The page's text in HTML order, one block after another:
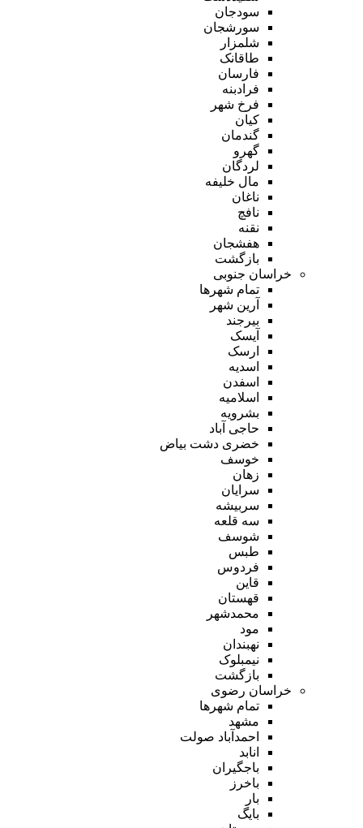
سودجان
سورشجان
شلمزار
طاقانک
فارسان
فرادبنه
فرخ شهر
کیان
گندمان
گهرو
لردگان
مال خلیفه
ناغان
نافچ
نقنه
هفشجان
بازگشت
خراسان جنوبی
تمام شهر‌ها
آرین شهر
بیرجند
آیسک
ارسک
اسدیه
اسفدن
اسلامیه
بشرویه
حاجی آباد
خضری دشت بیاض
خوسف
زهان
سرایان
سربیشه
سه قلعه
شوسف
طبس
فردوس
قاین
قهستان
محمدشهر
مود
نهبندان
نیمبلوک
بازگشت
خراسان رضوی
تمام شهر‌ها
مشهد
احمدآباد صولت
انابد
باجگیران
باخرز
بار
بایگ